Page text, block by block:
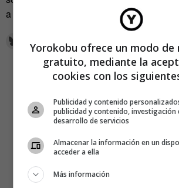
a orégano.
Yorokobu ofrece un modo de
gratuito, mediante la
cookies con los
Publicidad y contenido
publicidad y contenido, investigación
desarrollo de servicios
Almacenar la información en un
acceder a ella
Más información